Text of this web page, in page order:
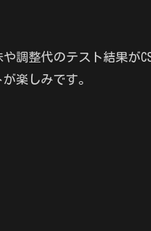
調整代のテスト結果が
楽しみです。